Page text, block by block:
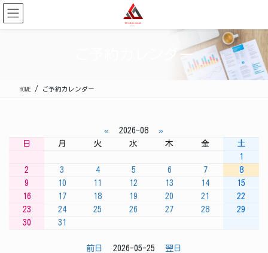
コ
ン
ナ
ビ
ご予約カレンダー
HOME ご予約カレンダー
« 2026-08
»
日
月 火 水 木 金
土
1
2
3 4 5 6 7
8
9
10 11 12 13 14
15
16
17 18 19 20 21
22
23
24 25 26 27 28
29
30
31
前日 2026-05-25
翌日